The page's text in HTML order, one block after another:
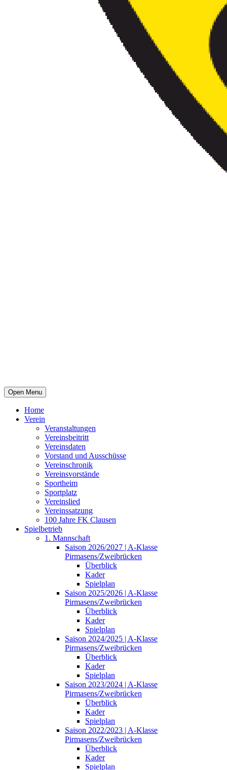
Open Menu
Home
Verein
Veranstaltungen
Vereinsbeitritt
Vereinsdaten
Vorstand und Ausschüsse
Vereinschronik
Vereinsvorstände
Sportheim
Sportplatz
Vereinslied
Vereinssatzung
100 Jahre FK Clausen
Spielbetrieb
1. Mannschaft
Saison 2026/2027 | A-Klasse
Pirmasens/Zweibrücken
Überblick
Kader
Spielplan
Saison 2025/2026 | A-Klasse
Pirmasens/Zweibrücken
Überblick
Kader
Spielplan
Saison 2024/2025 | A-Klasse
Pirmasens/Zweibrücken
Überblick
Kader
Spielplan
Saison 2023/2024 | A-Klasse
Pirmasens/Zweibrücken
Überblick
Kader
Spielplan
Saison 2022/2023 | A-Klasse
Pirmasens/Zweibrücken
Überblick
Kader
Spielplan